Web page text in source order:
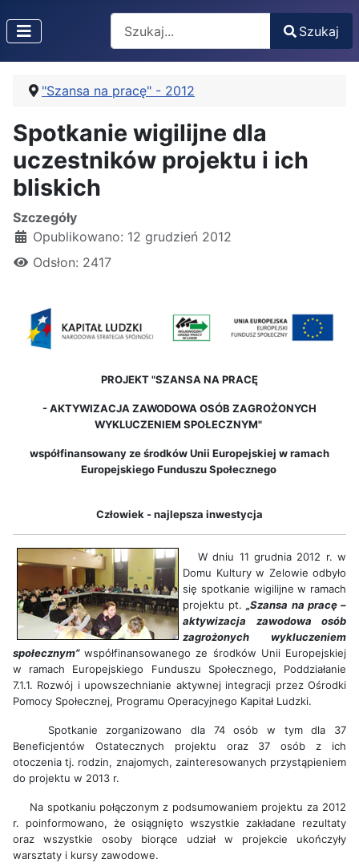
Type 2 or more characters for results.
Szukaj
"Szansa na pracę" - 2012
Spotkanie wigilijne dla
uczestników projektu i ich
bliskich
Szczegóły
Opublikowano: 12 grudzień 2012
Odsłon: 2417
PROJEKT "SZANSA NA PRACĘ
-AKTYWIZACJA ZAWODOWA OSÓB ZAGROŻONYCH
WYKLUCZENIEM SPOŁECZNYM"
współfinansowany ze środków Unii Europejskiej w ramach
Europejskiego Funduszu Społecznego
Człowiek - najlepsza inwestycja
W dniu 11 grudnia 2012 r. w
Domu Kultury w Zelowie odbyło
się spotkanie wigilijne w ramach
projektu pt.„Szansa na pracę –
aktywizacja zawodowa osób
zagrożonych wykluczeniem
społecznym”współfinansowanego ze środków Unii Europejskiej
w ramach Europejskiego Funduszu Społecznego, Poddziałanie
7.1.1. Rozwój i upowszechnianie aktywnej integracji przez Ośrodki
Pomocy Społecznej, Programu Operacyjnego Kapitał Ludzki.
Spotkanie zorganizowano dla 74 osób w tym dla 37
Beneficjentów Ostatecznych projektu oraz 37 osób z ich
otoczenia tj. rodzin, znajomych, zainteresowanych przystąpieniem
do projektu w 2013 r.
Na spotkaniu połączonym z podsumowaniem projektu za 2012
r. poinformowano, że osiągnięto wszystkie zakładane rezultaty
oraz wszystkie osoby biorące udział w projekcie ukończyły
warsztaty i kursy zawodowe.